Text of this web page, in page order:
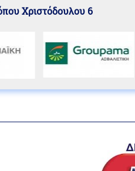
Χριστόδουλου 6